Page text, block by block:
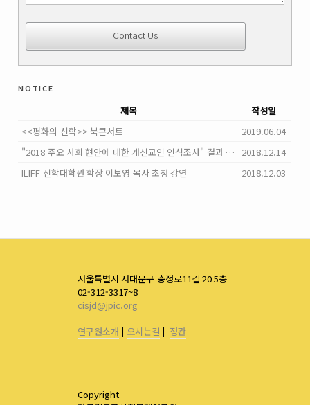
notice
제목
작성일
<<평화의 신학>> 북콘서트
2019.06.04
"2018 주요 사회 현안에 대한 개신교인 인식조사" 결과 발표
2018.12.14
ILIFF 신학대학원 학장 이보영 목사 초청 강연
2018.12.03
서울특별시 서대문구 충정로11길 20 5층
02-312-3317~8
cisjd@jpic.org
연구원소개 | 오시는길 | 정관
Copyright